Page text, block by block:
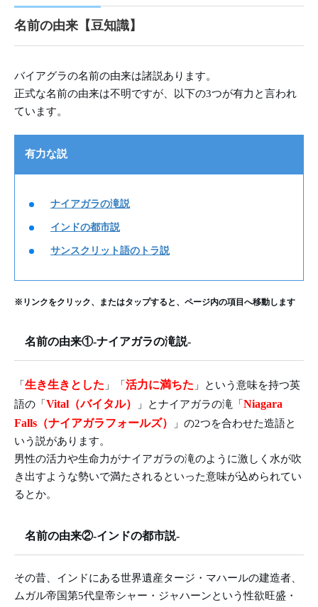
名前の由来【豆知識】
バイアグラの名前の由来は諸説あります。
正式な名前の由来は不明ですが、以下の3つが有力と言われ
ています。
有力な説
ナイアガラの滝説
インドの都市説
サンスクリット語のトラ説
※リンクをクリック、またはタップすると、ページ内の項目へ移動します
名前の由来①-ナイアガラの滝説-
「 生き生きとした 」「 活力に満ちた 」という意味を持つ英
語の「 Vital（バイタル） 」とナイアガラの滝「 Niagara
Falls（ナイアガラフォールズ）
」の2つを合わせた造語と
いう説があります。
男性の活力や生命力がナイアガラの滝のように激しく水が吹
き出すような勢いで満たされるといった意味が込められてい
るとか。
名前の由来②-インドの都市説-
その昔、インドにある世界遺産タージ・マハールの建造者、
ムガル帝国第5代皇帝シャー・ジャハーンという性欲旺盛・